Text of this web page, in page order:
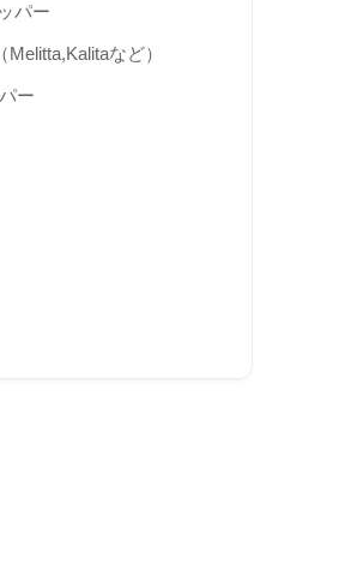
パー
など）
ー